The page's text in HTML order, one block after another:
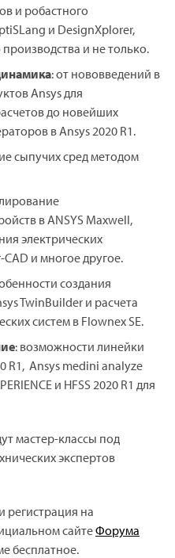
и робастного
и DesignXplorer,
и не только.
: от нововведений в
Ansys для
до новейших
в Ansys 2020 R1.
сыпучих сред методом
в ANSYS Maxwell,
электрических
CAD и многое другое.
создания
TwinBuilder и расчета
систем в Flownex SE.
: возможности линейки
R1, Ansys medini analyze
и HFSS 2020 R1 для
мастер-классы под
экспертов
регистрация на
сайтеФорума
бесплатное.